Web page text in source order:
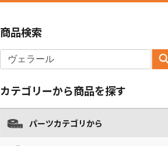
商品検索
カテゴリーから商品を探す
パーツカテゴリから